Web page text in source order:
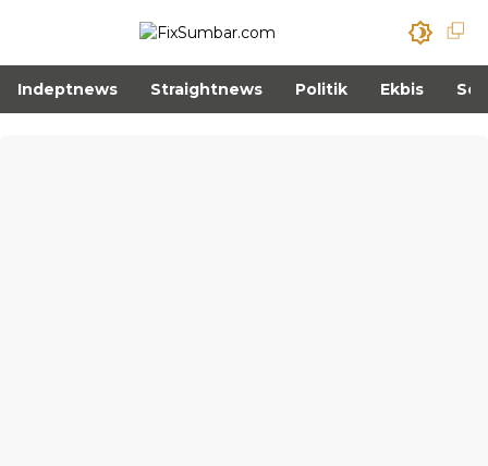
Indeptnews Straightnews Politik Ekbis